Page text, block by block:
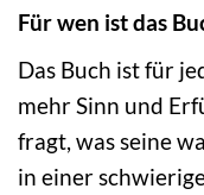
Für wen ist das
Das Buch ist für
mehr Sinn und
fragt, was seine
in einer